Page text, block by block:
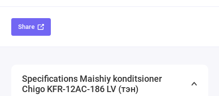
Share
Specifications Maishiy konditsioner
Chigo KFR-12AC-186 LV (тэн)